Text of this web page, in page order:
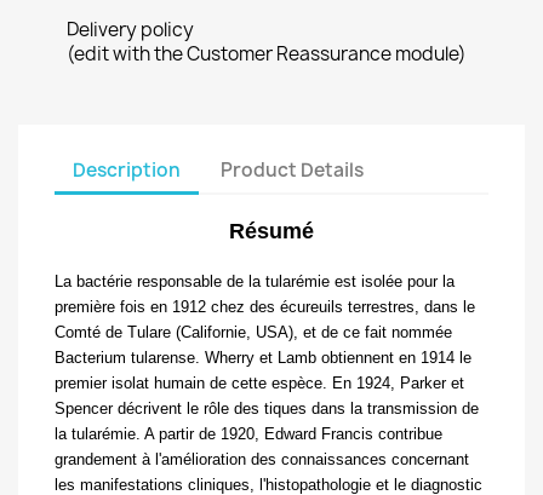
Delivery policy
(edit with the Customer Reassurance module)
Description Product Details
Résumé
La bactérie responsable de la tularémie est isolée pour la
première fois en 1912 chez des écureuils terrestres, dans le
Comté de Tulare (Californie, USA), et de ce fait nommée
Bacterium tularense. Wherry et Lamb obtiennent en 1914 le
premier isolat humain de cette espèce. En 1924, Parker et
Spencer décrivent le rôle des tiques dans la transmission de
la tularémie. A partir de 1920, Edward Francis contribue
grandement à l'amélioration des connaissances concernant
les manifestations cliniques, l'histopathologie et le diagnostic